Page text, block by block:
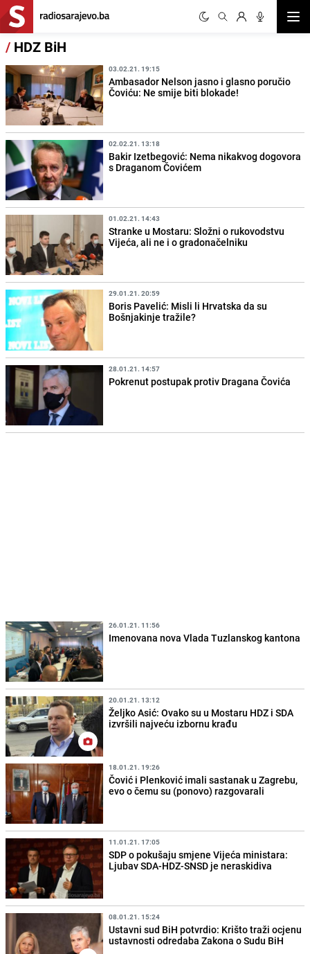
/ HDZ BiH
03.02.21. 19:15
Ambasador Nelson jasno i glasno poručio
Čoviću: Ne smije biti blokade!
02.02.21. 13:18
Bakir Izetbegović: Nema nikakvog dogovora
s Draganom Čovićem
01.02.21. 14:43
Stranke u Mostaru: Složni o rukovodstvu
Vijeća, ali ne i o gradonačelniku
29.01.21. 20:59
Boris Pavelić: Misli li Hrvatska da su
Bošnjakinje tražile?
28.01.21. 14:57
Pokrenut postupak protiv Dragana Čovića
26.01.21. 11:56
Imenovana nova Vlada Tuzlanskog kantona
20.01.21. 13:12
Željko Asić: Ovako su u Mostaru HDZ i SDA
izvršili najveću izbornu krađu
18.01.21. 19:26
Čović i Plenković imali sastanak u Zagrebu,
evo o čemu su (ponovo) razgovarali
11.01.21. 17:05
SDP o pokušaju smjene Vijeća ministara:
Ljubav SDA-HDZ-SNSD je neraskidiva
08.01.21. 15:24
Ustavni sud BiH potvrdio: Krišto traži ocjenu
ustavnosti odredaba Zakona o Sudu BiH